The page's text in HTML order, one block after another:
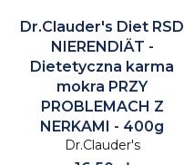
Dr.Clauder's Diet RSD
NIERENDIÄT -
Dietetyczna karma
mokra PRZY
PROBLEMACH Z
NERKAMI - 400g
Dr.Clauder's